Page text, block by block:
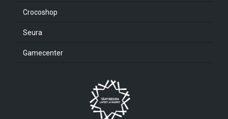
Crocoshop
Seura
Gamecenter